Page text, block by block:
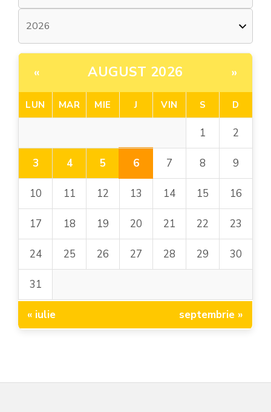
« AUGUST 2026 »
LUN MAR MIE J VIN S D
1 2
3 4 5 6 7 8 9
10 11 12 13 14 15 16
17 18 19 20 21 22 23
24 25 26 27 28 29 30
31
« iulie septembrie »